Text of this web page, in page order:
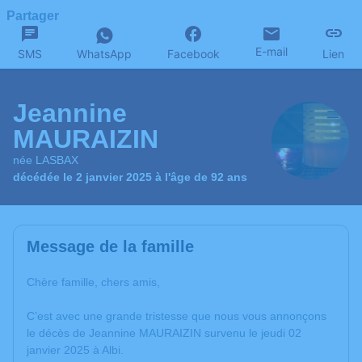
Partager
SMS WhatsApp Facebook E-mail Lien
Jeannine
MAURAIZIN
née LASBAX
décédée le 2 janvier 2025 à l'âge de 92 ans
Message de la famille
Chère famille, chers amis,
C’est avec une grande tristesse que nous vous annonçons
le décès de Jeannine MAURAIZIN survenu le jeudi 02
janvier 2025 à Albi.